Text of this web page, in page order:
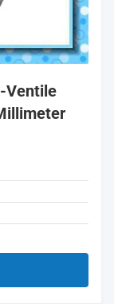
Ventile